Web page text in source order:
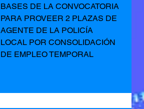
BASES DE LA CONVOCATORIA
PARA PROVEER 2 PLAZAS DE
AGENTE DE LA POLICÍA
LOCAL POR CONSOLIDACIÓN
DE EMPLEO TEMPORAL